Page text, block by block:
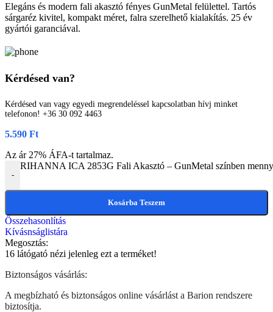
Elegáns és modern fali akasztó fényes GunMetal felülettel. Tartós
sárgaréz kivitel, kompakt méret, falra szerelhető kialakítás. 25 év
gyártói garanciával.
Kérdésed van?
Kérdésed van vagy egyedi megrendeléssel kapcsolatban hívj minket
telefonon! +36 30 092 4463
5.590 Ft
Az ár 27% ÁFA-t tartalmaz.
-
RIHANNA ICA 2853G Fali Akasztó – GunMetal színben
Kosárba Teszem
Összehasonlítás
Kívásnságlistára
Megosztás:
16 látógató nézi jelenleg ezt a terméket!
Biztonságos vásárlás:
A megbízható és biztonságos online vásárlást a Barion rendszere
biztosítja.